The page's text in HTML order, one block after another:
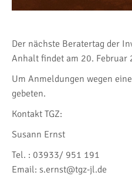
Der nächste Beratertag der
Anhalt findet am 20. Februar
Um Anmeldungen wegen
gebeten.
Kontakt TGZ:
Susann Ernst
Tel. : 03933/ 951 191
Email: s.ernst@tgz-jl.de